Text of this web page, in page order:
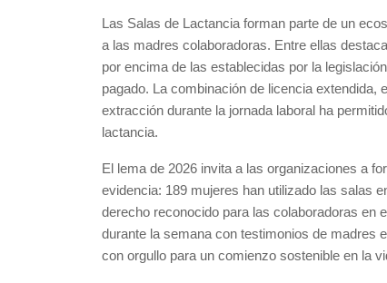
Las Salas de Lactancia forman parte de un
a las madres colaboradoras. Entre ellas
por encima de las establecidas por la
pagado. La combinación de licencia extendida,
extracción durante la jornada laboral ha
lactancia.
El lema de 2026 invita a las organizaciones a
evidencia: 189 mujeres han utilizado las salas
derecho reconocido para las colaboradoras en
durante la semana con testimonios de madres
con orgullo para un comienzo sostenible en la